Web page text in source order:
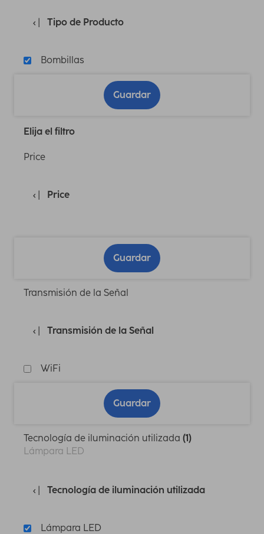
Tipo de Producto
Bombillas
Guardar
Elija el filtro
Price
Price
Guardar
Transmisión de la Señal
Transmisión de la Señal
WiFi
Guardar
Tecnología de iluminación utilizada (1)
Lámpara LED
Tecnología de iluminación utilizada
Lámpara LED